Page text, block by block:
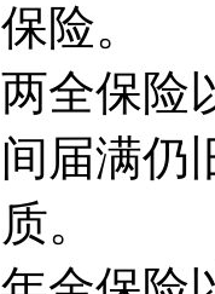
保险。
两全保险
间届满仍
质。